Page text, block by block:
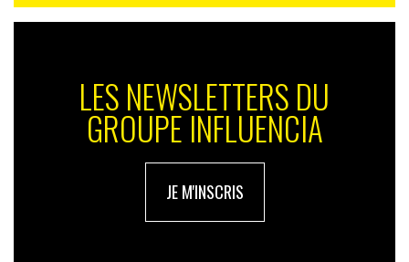
LES NEWSLETTERS DU
GROUPE INFLUENCIA
JE M'INSCRIS